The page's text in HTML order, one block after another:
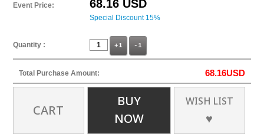
Event Price: 68.16 USD
Special Discount 15%
Quantity : +1 -1
Total Purchase Amount: 68.16USD
CART
BUY
NOW
WISH LIST
♥